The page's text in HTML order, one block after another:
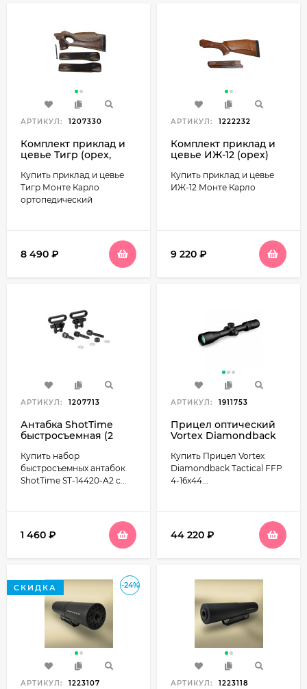
АРТИКУЛ: 1207330
Комплект приклад и
цевье Тигр (орех,
ортопедический)
(1661)
Купить приклад и цевье
Тигр Монте Карло
ортопедический
8 490 ₽
АРТИКУЛ: 1222232
Комплект приклад и
цевье ИЖ-12 (орех)
Купить приклад и цевье
ИЖ-12 Монте Карло
9 220 ₽
АРТИКУЛ: 1207713
Антабка ShotTime
быстросъемная (2
2.5 см тип 2 (ST-14420-
A2)
Купить набор
быстросъемных антабок
ShotTime ST-14420-A2 с...
1 460 ₽
АРТИКУЛ: 1911753
Прицел оптический
Vortex Diamondback
(EBR-2C MRAD)
Купить Прицел Vortex
Diamondback Tactical FFP
4-16x44...
44 220 ₽
-24%
СКИДКА
АРТИКУЛ: 1223107 АРТИКУЛ: 1223118